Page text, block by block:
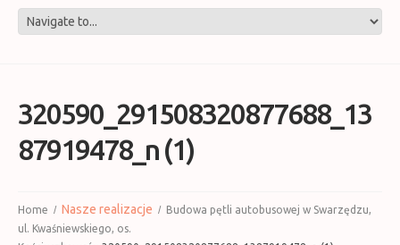
320590_291508320877688_13
87919478_n (1)
Home Nasze realizacje
Budowa pętli autobusowej w Swarzędzu,
ul. Kwaśniewskiego, os.